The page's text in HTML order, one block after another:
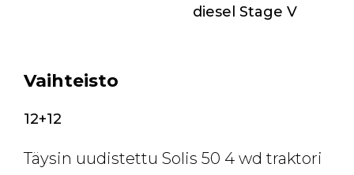
diesel Stage V
Vaihteisto
12+12
Täysin uudistettu Solis 50 4 wd traktori